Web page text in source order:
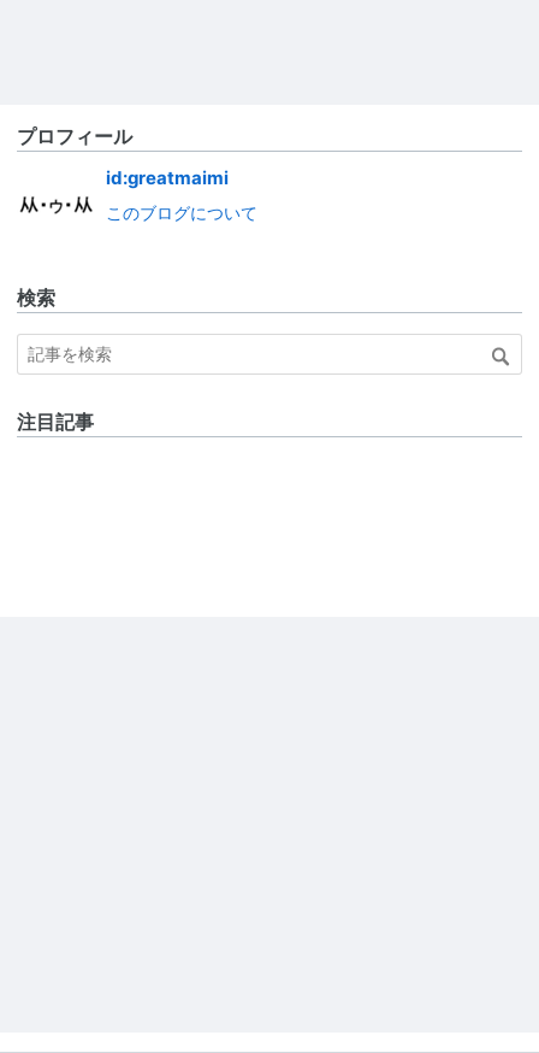
プロフィール
id:greatmaimi
このブログについて
検索
注目記事